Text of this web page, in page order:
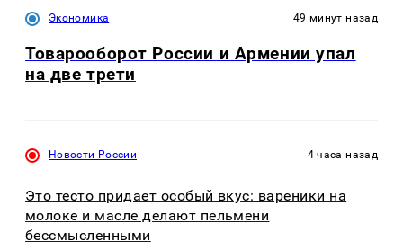
Экономика 49 минут назад
Товарооборот России и Армении упал
на две трети
Новости России 4 часа назад
Это тесто придает особый вкус: вареники на
молоке и масле делают пельмени
бессмысленными